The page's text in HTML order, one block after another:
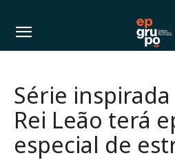
Série
Rei Leão terá
especial de